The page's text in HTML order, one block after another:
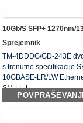
10Gb/s SFP+ 1270nm/
Sprejemnik
TM-4DDDG/GD-243E
s trenutno specifikacijo
10GBASE-LR/LW
SM-LL-L.
Optični oddajnik-